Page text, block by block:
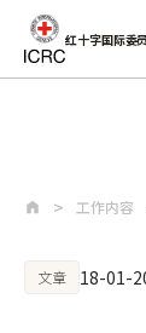
红十字国际委
工作内容
文章 18-01-